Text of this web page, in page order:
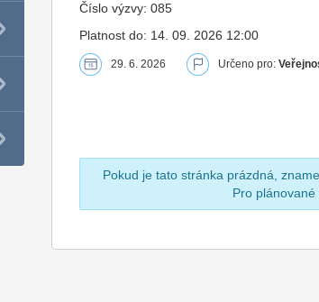
Číslo výzvy: 085
Platnost do: 14. 09. 2026 12:00
29. 6. 2026 Určeno pro:
Pokud je tato stránka prázdná,
Pro